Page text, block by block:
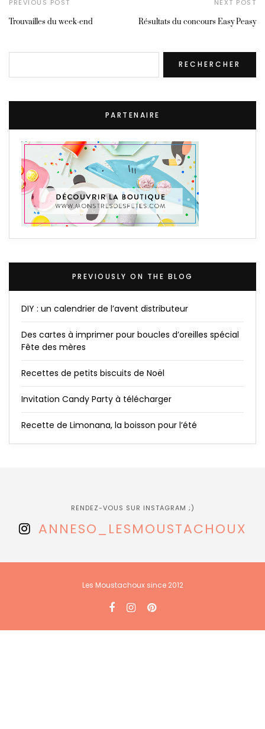
PREVIOUS POST
Trouvailles du week-end
NEXT POST
Résultats du concours Easy Peasy
RECHERCHER
PARTENAIRE
PREVIOUSLY ON THE BLOG
DIY : un calendrier de l’avent distributeur
Des cartes à imprimer pour boucles d’oreilles spécial
Fête des mères
Recettes de petits biscuits de Noël
Invitation Candy Party à télécharger
Recette de Limonana, la boisson pour l’été
RENDEZ-VOUS SUR INSTAGRAM ;)
ANNESO_LESMOUSTACHOUX
Les Moustachoux since 2012